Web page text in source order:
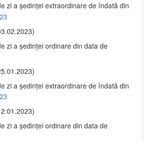
zi a şedinţei extraordinare de îndată din
zi a şedinţei ordinare din data de
zi a şedinţei extraordinare de îndată din
zi a şedinţei ordinare din data de